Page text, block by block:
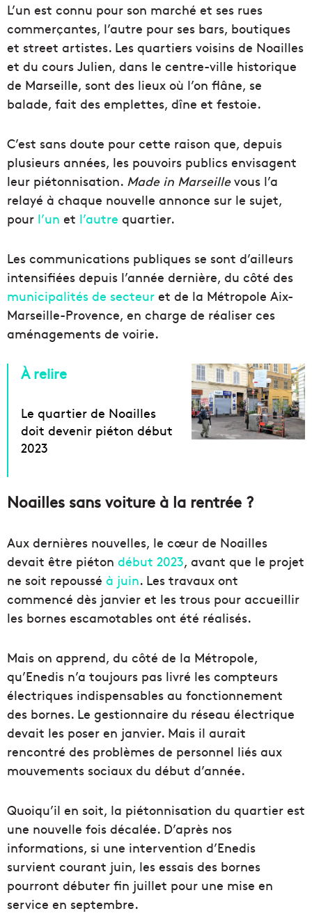
L’un est connu pour son marché et ses rues
commerçantes, l’autre pour ses bars, boutiques
et street artistes. Les quartiers voisins de Noailles
et du cours Julien, dans le centre-ville historique
de Marseille, sont des lieux où l’on flâne, se
balade, fait des emplettes, dîne et festoie.
C’est sans doute pour cette raison que, depuis
plusieurs années, les pouvoirs publics envisagent
leur piétonnisation. Made in Marseillevous l’a
relayé à chaque nouvelle annonce sur le sujet,
pour l’un et l’autre quartier.
Les communications publiques se sont d’ailleurs
intensifiées depuis l’année dernière, du côté des
municipalités de secteur et de la Métropole Aix-
Marseille-Provence, en charge de réaliser ces
aménagements de voirie.
À relire
Le quartier de Noailles
doit devenir piéton début
2023
Noailles sans voiture à la rentrée ?
Aux dernières nouvelles, le cœur de Noailles
devait être piéton début 2023, avant que le projet
ne soit repoussé à juin. Les travaux ont
commencé dès janvier et les trous pour accueillir
les bornes escamotables ont été réalisés.
Mais on apprend, du côté de la Métropole,
qu’Enedis n’a toujours pas livré les compteurs
électriques indispensables au fonctionnement
des bornes. Le gestionnaire du réseau électrique
devait les poser en janvier. Mais il aurait
rencontré des problèmes de personnel liés aux
mouvements sociaux du début d’année.
Quoiqu’il en soit, la piétonnisation du quartier est
une nouvelle fois décalée. D’après nos
informations, si une intervention d’Enedis
survient courant juin, les essais des bornes
pourront débuter fin juillet pour une mise en
service en septembre.